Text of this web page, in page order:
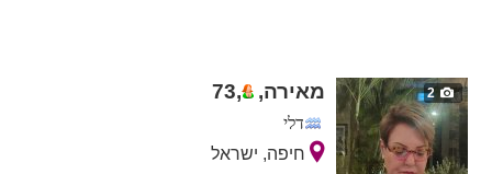
2 מאירה, ,
73
דלי
חיפה, ישראל